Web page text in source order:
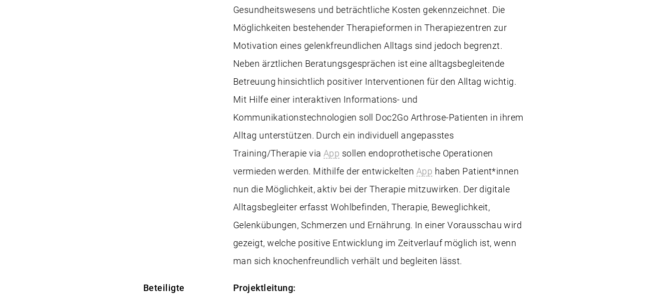
Gesundheitswesens und beträchtliche Kosten gekennzeichnet. Die
Möglichkeiten bestehender Therapieformen in Therapiezentren zur
Motivation eines gelenkfreundlichen Alltags sind jedoch begrenzt.
Neben ärztlichen Beratungsgesprächen ist eine alltagsbegleitende
Betreuung hinsichtlich positiver Interventionen für den Alltag wichtig.
Mit Hilfe einer interaktiven Informations- und
Kommunikationstechnologien soll Doc2Go Arthrose-Patienten in ihrem
Alltag unterstützen. Durch ein individuell angepasstes
Training/Therapie via App sollen endoprothetische Operationen
vermieden werden. Mithilfe der entwickelten App haben Patient*innen
nun die Möglichkeit, aktiv bei der Therapie mitzuwirken. Der digitale
Alltagsbegleiter erfasst Wohlbefinden, Therapie, Beweglichkeit,
Gelenkübungen, Schmerzen und Ernährung. In einer Vorausschau wird
gezeigt, welche positive Entwicklung im Zeitverlauf möglich ist, wenn
man sich knochenfreundlich verhält und begleiten lässt.
Beteiligte
Projektleitung: